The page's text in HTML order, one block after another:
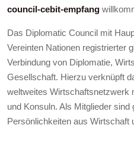
council-cebit-empfang
Das Diplomatic Council mit
Vereinten Nationen registrierter
Verbindung von Diplomatie,
Gesellschaft. Hierzu verknüpft
weltweites Wirtschaftsnetzwerk
und Konsuln. Als Mitglieder
Persönlichkeiten aus Wirtschaft